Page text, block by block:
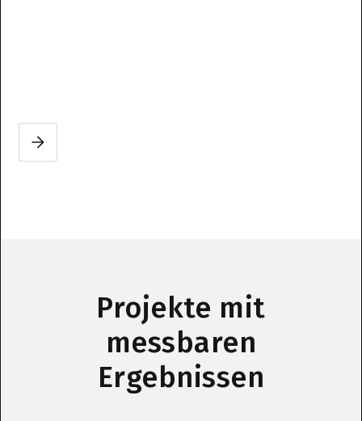
Slide 2 of 3.
Projekte mit
messbaren
Ergebnissen